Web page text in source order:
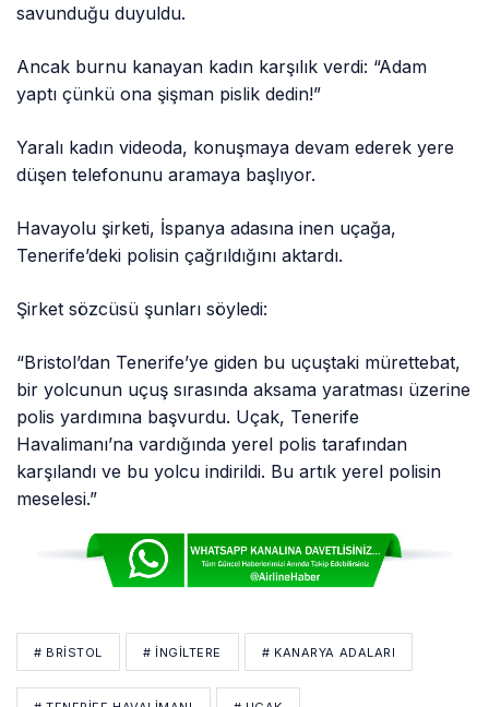
savunduğu duyuldu.
Ancak burnu kanayan kadın karşılık verdi: “Adam
yaptı çünkü ona şişman pislik dedin!”
Yaralı kadın videoda, konuşmaya devam ederek yere
düşen telefonunu aramaya başlıyor.
Havayolu şirketi, İspanya adasına inen uçağa,
Tenerife’deki polisin çağrıldığını aktardı.
Şirket sözcüsü şunları söyledi:
“Bristol’dan Tenerife’ye giden bu uçuştaki mürettebat,
bir yolcunun uçuş sırasında aksama yaratması üzerine
polis yardımına başvurdu. Uçak, Tenerife
Havalimanı’na vardığında yerel polis tarafından
karşılandı ve bu yolcu indirildi. Bu artık yerel polisin
meselesi.”
# BRISTOL # İNGİLTERE # KANARYA ADALARI